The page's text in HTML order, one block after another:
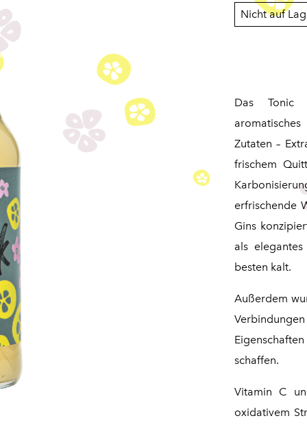
Nicht auf
Das Tonic
Zutaten –
frischem
erfrischende
Gins
als
besten kalt.
Außerdem
schaffen.
Vitamin C
oxidativem